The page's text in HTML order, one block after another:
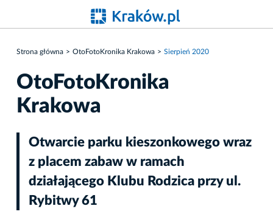
Strona główna OtoFotoKronika Krakowa Sierpień 2020
OtoFotoKronika
Krakowa
Otwarcie parku kieszonkowego wraz
z placem zabaw w ramach
działającego Klubu Rodzica przy ul.
Rybitwy 61